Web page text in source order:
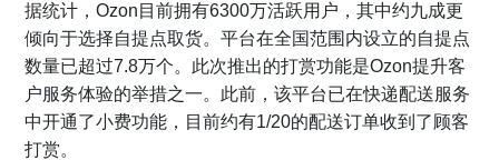
据统计，Ozon目前拥有6300万活跃用户，其中约九成更
倾向于选择自提点取货。平台在全国范围内设立的自提点
数量已超过7.8万个。此次推出的打赏功能是Ozon提升客
户服务体验的举措之一。此前，该平台已在快递配送服务
中开通了小费功能，目前约有1/20的配送订单收到了顾客
打赏。